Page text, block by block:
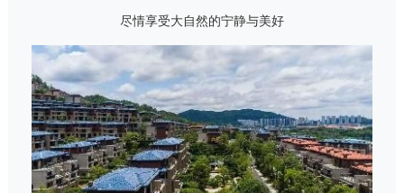
尽情享受大自然的宁静与美好